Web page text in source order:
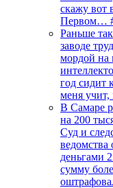
скажу вот
Первом…
Раньше
заводе
мордой на
год сидит
меня
В Самаре
на 200
Суд и
ведомства
деньгами
сумму